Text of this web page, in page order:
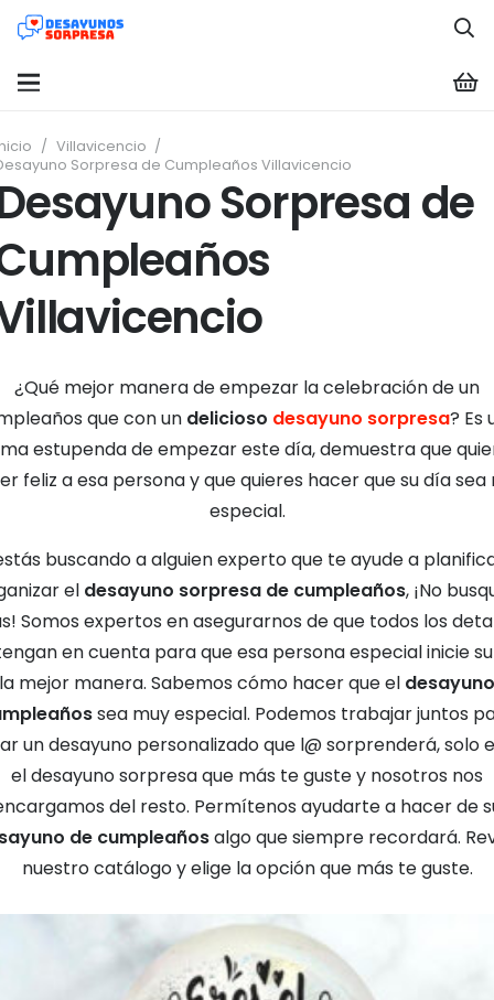
/ Villavicencio /
Sorpresa de Cumpleaños Villavicencio
Sorpresa de
¿Qué mejor manera de empezar la celebración de un
que con un delicioso desayuno sorpresa? Es
estupenda de empezar este día, demuestra que
feliz a esa persona y que quieres hacer que su día sea
especial.
buscando a alguien experto que te ayude a
el desayuno sorpresa de cumpleaños, ¡No
Somos expertos en asegurarnos de que todos los
en cuenta para que esa persona especial inicie
mejor manera. Sabemos cómo hacer que el
sea muy especial. Podemos trabajar juntos
un desayuno personalizado que l@ sorprenderá, solo
el desayuno sorpresa que más te guste y nosotros nos
del resto. Permítenos ayudarte a hacer de
de cumpleañosalgo que siempre recordará.
nuestro catálogo y elige la opción que más te guste.